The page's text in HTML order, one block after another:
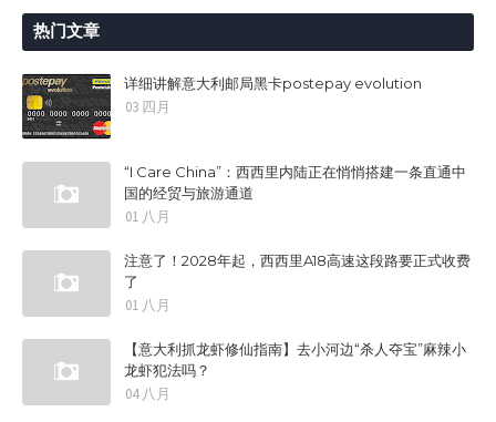
热门文章
详细讲解意大利邮局黑卡postepay evolution
03 四月
“I Care China”：西西里内陆正在悄悄搭建一条直通中
国的经贸与旅游通道
01 八月
注意了！2028年起，西西里A18高速这段路要正式收费
了
01 八月
【意大利抓龙虾修仙指南】去小河边“杀人夺宝”麻辣小
龙虾犯法吗？
04 八月